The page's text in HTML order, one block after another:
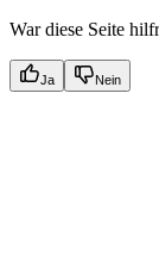
War diese Seite
Ja Nein